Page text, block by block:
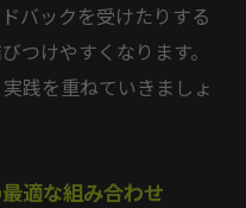
バックを受けたりする
つけやすくなります。
践を重ねていきましょ
適な組み合わせ